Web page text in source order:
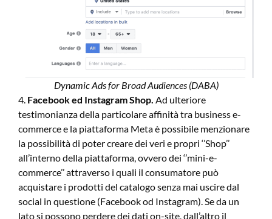
Dynamic Ads for Broad Audiences (DABA)
4. Facebook ed Instagram Shop. Ad ulteriore
testimonianza della particolare affinità tra business e-
commerce e la piattaforma Meta è possibile menzionare
la possibilità di poter creare dei veri e propri ‘’Shop’’
all’interno della piattaforma, ovvero dei ‘’mini-e-
commerce’’ attraverso i quali il consumatore può
acquistare i prodotti del catalogo senza mai uscire dal
social in questione (Facebook od Instagram). Se da un
lato si possono perdere dei dati on-site, dall’altro il